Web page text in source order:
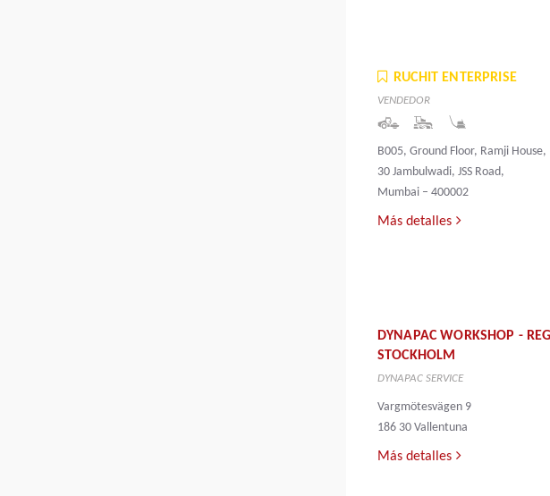
RUCHIT ENTERPRISE
VENDEDOR
B005, Ground Floor, Ramji House,
30 Jambulwadi, JSS Road,
Mumbai – 400002
Más detalles
DYNAPAC WORKSHOP -
STOCKHOLM
DYNAPAC SERVICE
Vargmötesvägen 9
186 30 Vallentuna
Más detalles